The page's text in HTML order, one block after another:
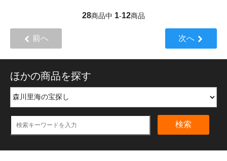
28商品中 1-12商品
前へ 次へ
ほかの商品を探す
検索